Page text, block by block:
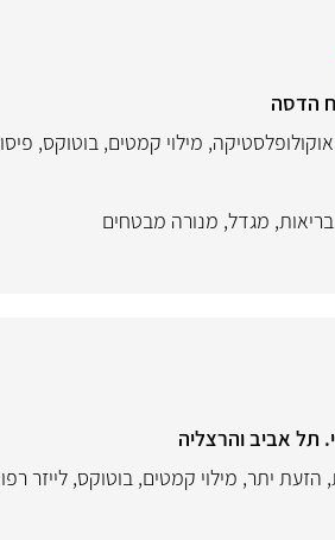
הדסה
אוקולופלסטיקה, מילוי קמטים, בוטוקס,
, מגדל, מנורה מבטחים
תל אביב והרצליה
, הזעת יתר, מילוי קמטים, בוטוקס, לייזר